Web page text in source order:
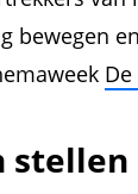
bewegen
stellen